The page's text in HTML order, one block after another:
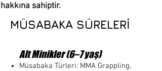
hakkına sahiptir.
MÜSABAKA SÜRELERİ
Alt Minikler (6–7 yaş)
Müsabaka Türleri: MMA Grappling,